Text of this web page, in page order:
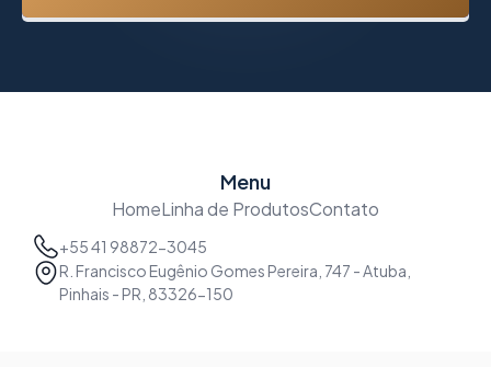
Menu
HomeLinha de ProdutosContato
+55 41 98872-3045
R. Francisco Eugênio Gomes Pereira, 747 - Atuba,
Pinhais - PR, 83326-150